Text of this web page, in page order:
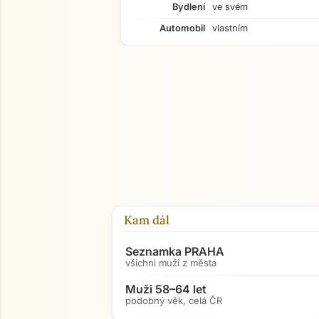
Bydlení
ve svém
Automobil
vlastním
Kam dál
Seznamka PRAHA
všichni muži z města
Muži 58–64 let
podobný věk, celá ČR